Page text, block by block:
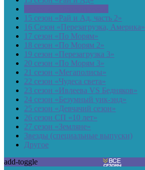
15 сезон «Рай и Ад, часть 2»
16 Сезон «Перезагрузка, Америка»
17 сезон «По Морям»
18 сезон «По Морям 2»
19 сезон «Перезагрузка 3»
20 сезон «По Морям 3»
21 сезон «Мегаполисы»
22 сезон «Чудеса света»
23 сезон «Ивлеева VS Бедняков»
24 сезон «Безумный уик-энд»
25 сезон «Девчачий сезон»
26 сезон СП «10 лет»
27 сезон «Земляне»
Звезды (специальные выпуски)
Другое
add-toggle